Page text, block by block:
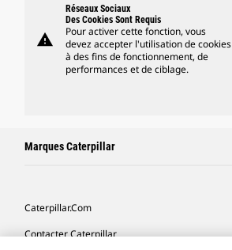
warning
Réseaux Sociaux
Des Cookies Sont Requis
Pour activer cette fonction, vous
devez accepter l'utilisation de cookies
à des fins de fonctionnement, de
performances et de ciblage.
Marques Caterpillar
Caterpillar.com
Contacter Caterpillar